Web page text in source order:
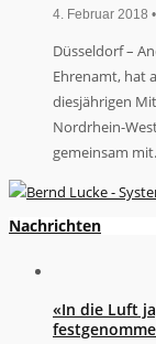
4. Februar 2018 •
Düsseldorf –
Ehrenamt, hat
diesjährigen
Nordrhein-
gemeinsam
Nachrichten
«In die Luft